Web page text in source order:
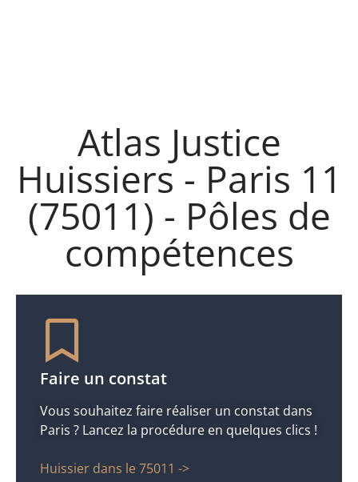
Atlas Justice
Huissiers - Paris 11
(75011) - Pôles de
compétences
Faire un constat
Vous souhaitez faire réaliser un constat dans
Paris ? Lancez la procédure en quelques clics !
Huissier dans le 75011 ->